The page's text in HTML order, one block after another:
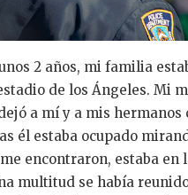
2 años, mi familia
de los Ángeles. Mi
a mí y a mis hermanos
él estaba ocupado
encontraron, estaba en
multitud se había